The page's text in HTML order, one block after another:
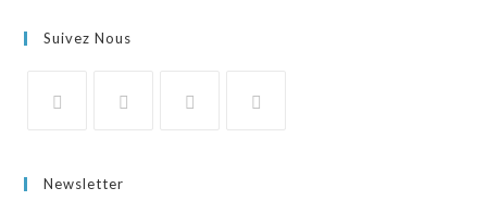
Suivez Nous
Newsletter